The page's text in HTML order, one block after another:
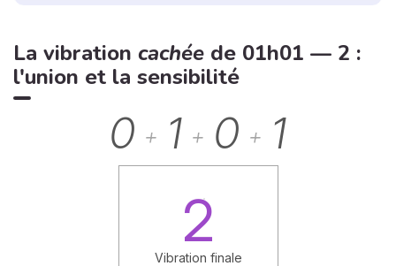
La vibration cachée de 01h01 — 2 :
l'union et la sensibilité
0 + 1 + 0 + 1
2
Vibration finale